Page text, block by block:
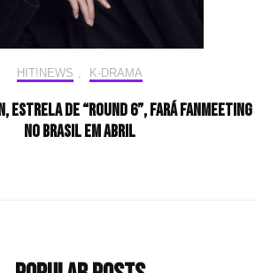
HIT!NEWS , K-DRAMA
estrela de “Round 6”, fará fanmeeting
no Brasil em abril